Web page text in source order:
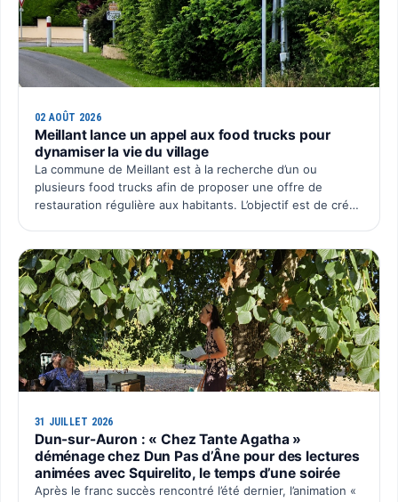
02 AOÛT 2026
Meillant lance un appel aux food trucks pour
dynamiser la vie du village
La commune de Meillant est à la recherche d’un ou
plusieurs food trucks afin de proposer une offre de
restauration régulière aux habitants. L’objectif est de créer
31 JUILLET 2026
Dun-sur-Auron : « Chez Tante Agatha »
déménage chez Dun Pas d’Âne pour des lectures
animées avec Squirelito, le temps d’une soirée
Après le franc succès rencontré l’été dernier, l’animation «